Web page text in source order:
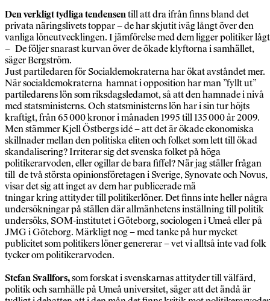
Den verkligt tydliga tendensentill att dra ifrån finns bland det
privata näringslivets toppar – de har skjutit iväg långt över den
vanliga löneutvecklingen. I jämförelse med dem ligger politiker
– De följer snarast kurvan över de ökade klyftorna i samhället,
säger Bergström.
Just partiledaren för Socialdemokraterna har ökat avståndet mer.
När socialdemokraterna hamnat i opposition har man ”fyllt ut”
partiledarens lön som riksdagsledamot, så att den hamnade i nivå
med statsministerns. Och statsministerns lön har i sin tur höjts
kraftigt, från 65 000 kronor i månaden 1995 till 135 000 år 2009.
Men stämmer Kjell Östbergs idé – att det är ökade ekonomiska
skillnader mellan den politiska eliten och folket som lett till ökad
skandalisering? Irriterar sig det svenska folket på höga
politikerarvoden, eller ogillar de bara fiffel? När jag ställer frågan
till de två största opinionsföretagen i Sverige, Synovate och Novus,
visar det sig att inget av dem har publicerade mä
tningar kring attityder till politikerlöner. Det finns inte heller några
undersökningar på ställen där allmänhetens inställning till politik
undersöks, SOM-institutet i Göteborg, sociologen i Umeå eller på
JMG i Göteborg. Märkligt nog – med tanke på hur mycket
publicitet som politikers löner genererar – vet vi alltså inte vad folk
tycker om politikerarvoden.
Stefan Svallfors,som forskat i svenskarnas attityder till välfärd,
politik och samhälle på Umeå universitet, säger att det ändå är